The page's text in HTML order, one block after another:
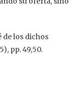
de los dichos
pp. 49,50.